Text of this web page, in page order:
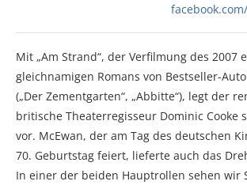
Mit „Am Strand“, der Verfilmung des 2007
gleichnamigen Romans von Bestseller-
(„Der Zementgarten“, „Abbitte“), legt der
britische Theaterregisseur Dominic Cooke
vor. McEwan, der am Tag des deutschen
70. Geburtstag feiert, lieferte auch das
In einer der beiden Hauptrollen sehen wir